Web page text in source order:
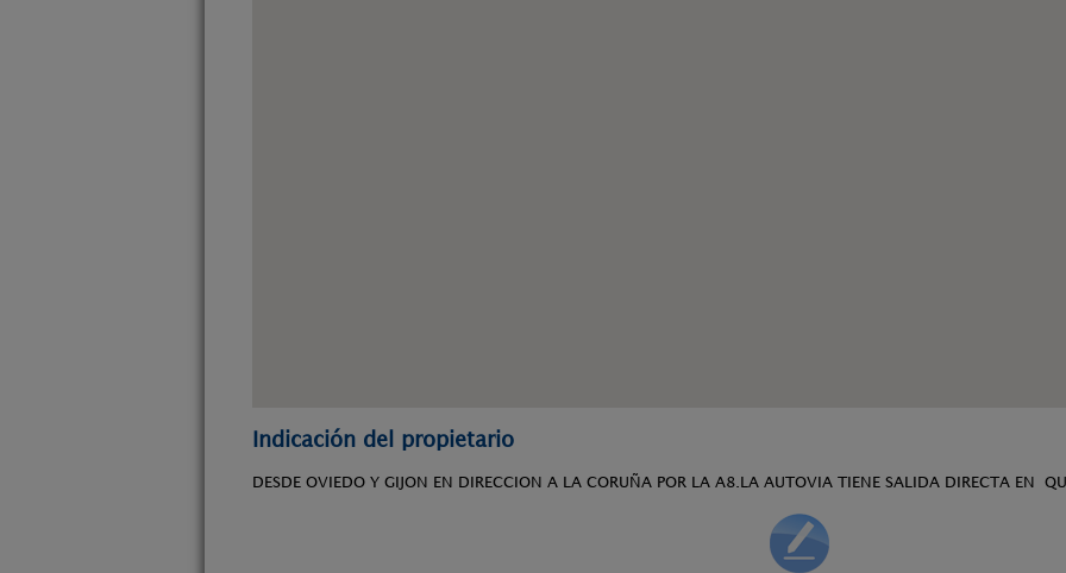
Indicación del propietario
DESDE OVIEDO Y GIJON EN DIRECCION A LA CORUÑA POR LA A8.LA AUTOVIA TIENE SALIDA DIRECTA EN